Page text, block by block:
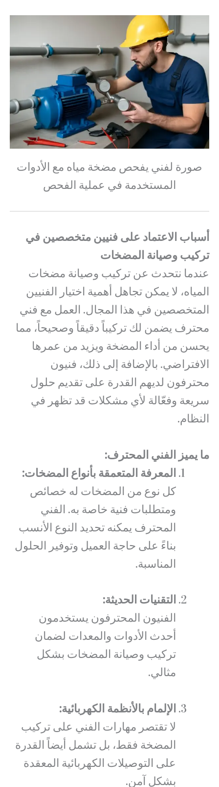
صورة لفني يفحص مضخة مياه مع الأدوات
المستخدمة في عملية الفحص
أسباب الاعتماد على فنيين متخصصين في
تركيب وصيانة المضخات
عندما نتحدث عن تركيب وصيانة مضخات
المياه، لا يمكن تجاهل أهمية اختيار الفنيين
المتخصصين في هذا المجال. العمل مع فني
محترف يضمن لك تركيباً دقيقاً وصحيحاً، مما
يحسن من أداء المضخة ويزيد من عمرها
الافتراضي. بالإضافة إلى ذلك، فنيون
محترفون لديهم القدرة على تقديم حلول
سريعة وفعّالة لأي مشكلات قد تظهر في
النظام.
ما يميز الفني المحترف:
المعرفة المتعمقة بأنواع المضخات:
كل نوع من المضخات له خصائص
ومتطلبات فنية خاصة به. الفني
المحترف يمكنه تحديد النوع الأنسب
بناءً على حاجة العميل وتوفير الحلول
المناسبة.
التقنيات الحديثة:
الفنيون المحترفون يستخدمون
أحدث الأدوات والمعدات لضمان
تركيب وصيانة المضخات بشكل
مثالي.
الإلمام بالأنظمة الكهربائية:
لا تقتصر مهارات الفني على تركيب
المضخة فقط، بل تشمل أيضاً القدرة
على التوصيلات الكهربائية المعقدة
بشكل آمن.